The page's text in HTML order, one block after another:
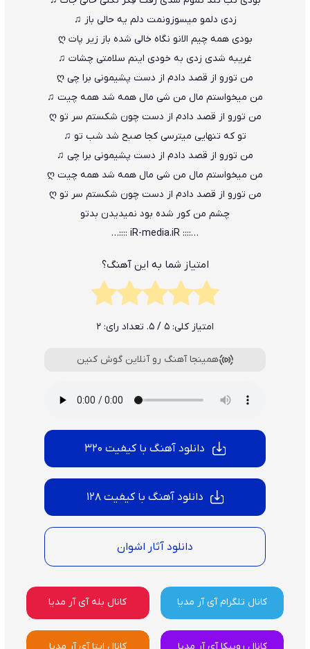
زدی دلمو میسوزونمت دلم یه حالی باز ♫
بودی همه چیم الانو نگاه خالی شده باز زیر پات ღ
غریبه شدی زدی به خودی اینم سلامتی چشات ♫
من تورو از قصد دادم از دست پشیمونی برا چی ღ
من میخواستم مال من شی مال همه شد همه چیت ♫
من تورو از قصد دادم از دست چون شکستم سر تو ღ
تو که تنهایی میترسی کجا صبح شد شب تو ♫
من تورو از قصد دادم از دست پشیمونی برا چی ♫
من میخواستم مال من شی مال همه شد همه چیت ღ
من تورو از قصد دادم از دست چون شکستم سر تو ღ
چشم من کور شده بود نمیدیدن بدتو
…:::: iR-media.iR ::::…
امتیاز شما به این آهنگ؟
امتیاز کلی: 5 / 5. تعداد رای: 2
همینجا آهنگ رو آنلاین گوش کنین
دانلود آهنگ با کیفیت 320
دانلود آهنگ با کیفیت 128
دانلود آثار اشوان
کانال تلگرام آی آر مدیا کانال بله آی آر مدیا